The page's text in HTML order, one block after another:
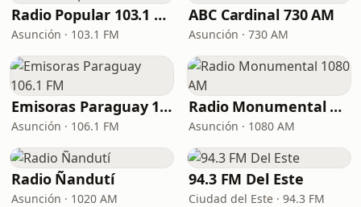
Radio Popular 103.1 FM
Asunción · 103.1 FM
ABC Cardinal 730 AM
Asunción · 730 AM
Emisoras Paraguay 106.1 FM
Asunción · 106.1 FM
Radio Monumental 1080 AM
Asunción · 1080 AM
Radio Ñandutí
Asunción · 1020 AM
94.3 FM Del Este
Ciudad del Este · 94.3 FM